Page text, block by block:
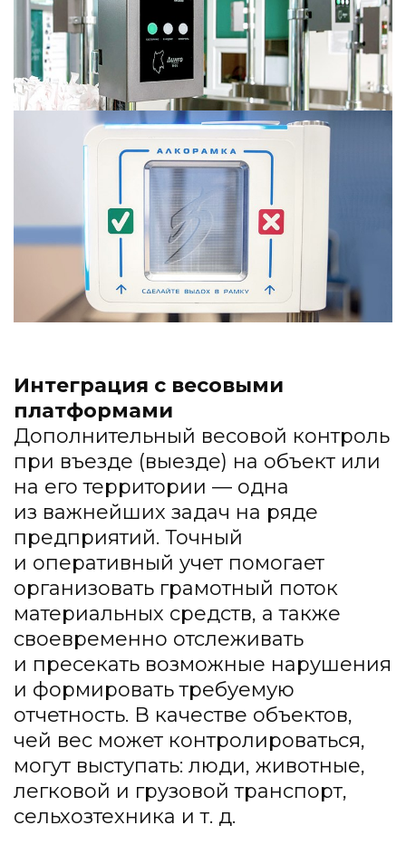
Интеграция с весовыми
платформами
Дополнительный весовой контроль
при въезде (выезде) на объект или
на его территории — одна
из важнейших задач на ряде
предприятий. Точный
и оперативный учет помогает
организовать грамотный поток
материальных средств, а также
своевременно отслеживать
и пресекать возможные нарушения
и формировать требуемую
отчетность. В качестве объектов,
чей вес может контролироваться,
могут выступать: люди, животные,
легковой и грузовой транспорт,
сельхозтехника и т. д.